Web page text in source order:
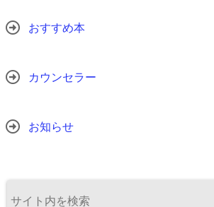
おすすめ本
カウンセラー
お知らせ